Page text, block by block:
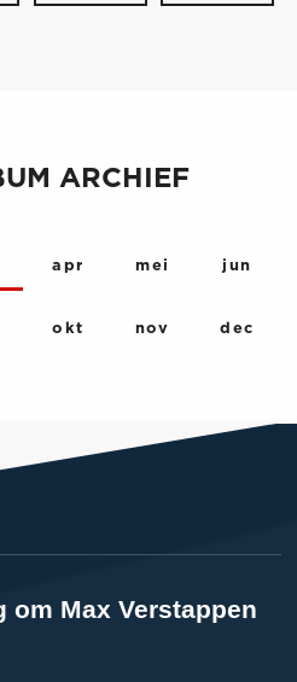
ARCHIEF
apr mei jun
okt nov dec
om Max Verstappen